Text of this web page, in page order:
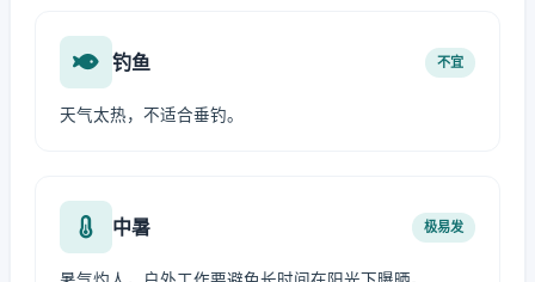
钓鱼 不宜
天气太热，不适合垂钓。
中暑 极易发